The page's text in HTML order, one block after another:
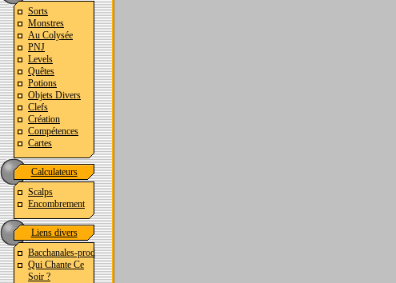
Sorts
Monstres
Au Colysée
PNJ
Levels
Quêtes
Potions
Objets Divers
Clefs
Création
Compétences
Cartes
Calculateurs
Scalps
Encombrement
Liens divers
Bacchanales-prod
Qui Chante Ce
Soir ?